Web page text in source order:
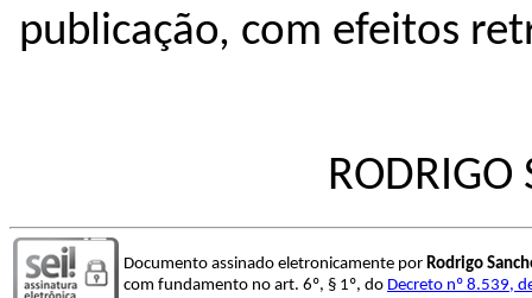
publicação, com efeitos
RODRIGO
Documento assinado eletronicamente por Rodrigo
com fundamento no art. 6º, § 1º, do Decreto nº 8.539,